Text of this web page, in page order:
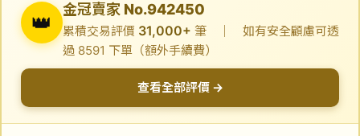
👑
金冠賣家 No.942450
累積交易評價 31,000+ 筆 ｜ 如有安全顧慮可透
過 8591 下單（額外手續費）
查看全部評價 →